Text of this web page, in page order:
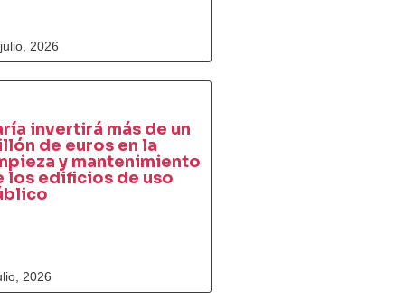
2026
invertirá más de un
de euros en la
y mantenimiento
los edificios de uso
2026